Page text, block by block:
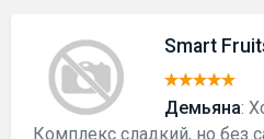
Smart
Демьяна:
Комплекс сладкий, но без